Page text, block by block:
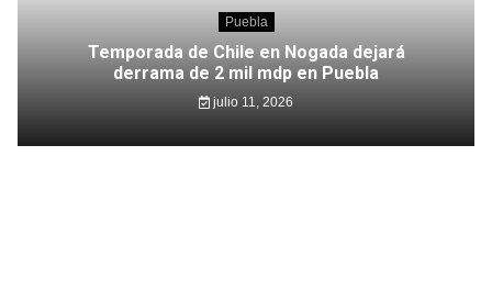
Puebla
Temporada de Chile en Nogada dejará
derrama de 2 mil mdp en Puebla
julio 11, 2026